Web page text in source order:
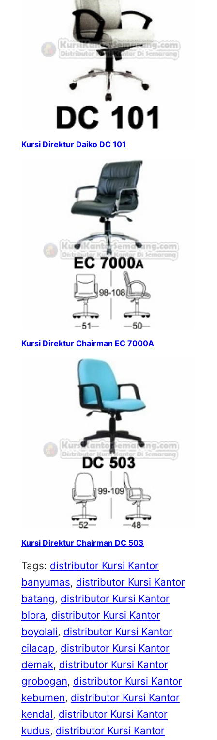
Kursi Direktur Daiko DC 101
Kursi Direktur Chairman EC 7000A
Kursi Direktur Chairman DC 503
Tags: distributor Kursi Kantor
banyumas, distributor Kursi Kantor
batang, distributor Kursi Kantor
blora, distributor Kursi Kantor
boyolali, distributor Kursi Kantor
cilacap, distributor Kursi Kantor
demak, distributor Kursi Kantor
grobogan, distributor Kursi Kantor
kebumen, distributor Kursi Kantor
kendal, distributor Kursi Kantor
kudus, distributor Kursi Kantor